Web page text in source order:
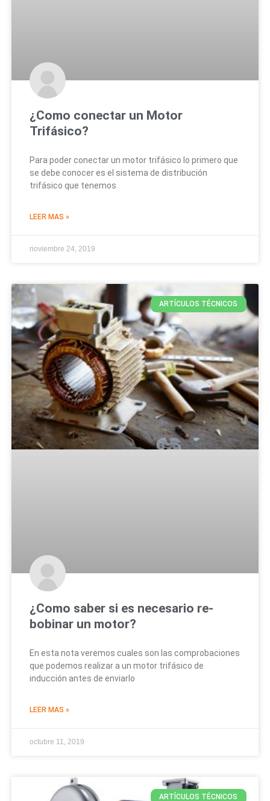
¿Como conectar un Motor
Trifásico?
Para poder conectar un motor trifásico lo primero que
se debe conocer es el sistema de distribución
trifásico que tenemos
LEER MAS »
noviembre 24, 2019
ARTÍCULOS TÉCNICOS
¿Como saber si es necesario re-
bobinar un motor?
En esta nota veremos cuales son las comprobaciones
que podemos realizar a un motor trifásico de
inducción antes de enviarlo
LEER MAS »
octubre 11, 2019
ARTÍCULOS TÉCNICOS